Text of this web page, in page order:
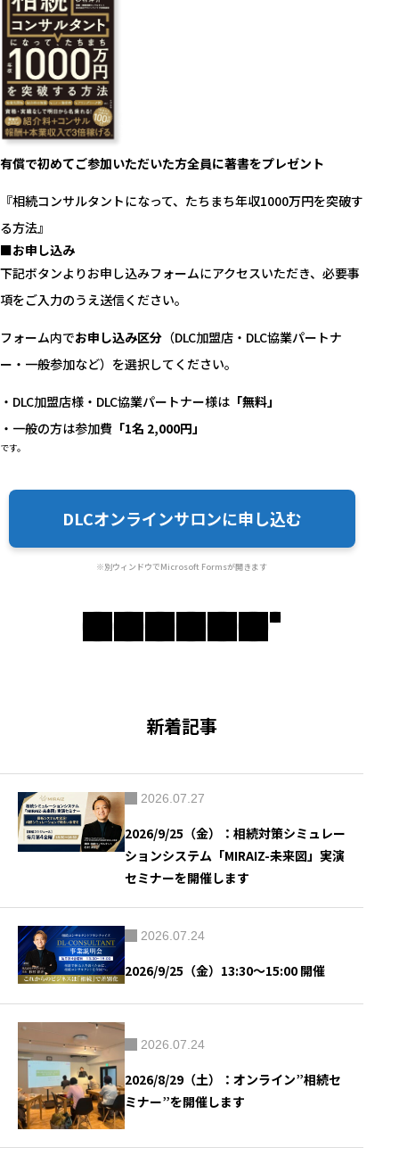
有償で初めてご参加いただいた方全員に著書をプレゼント
『相続コンサルタントになって、たちまち年収1000万円を突破す
る方法』
■お申し込み
下記ボタンよりお申し込みフォームにアクセスいただき、必要事
項をご入力のうえ送信ください。
フォーム内でお申し込み区分 （DLC加盟店・DLC協業パートナ
ー・一般参加など）を選択してください。
・DLC加盟店様・DLC協業パートナー様は 「無料」
・一般の方は参加費 「1名 2,000円」
です。
DLCオンラインサロンに申し込む
※別ウィンドウでMicrosoft Formsが開きます
新着記事
2026.07.27
2026/9/25（金）：相続対策シミュレー
ションシステム「MIRAIZ-未来図」実演
セミナーを開催します
2026.07.24
2026/9/25（金）13:30～15:00 開催
2026.07.24
2026/8/29（土）：オンライン”相続セ
ミナー”を開催します
■次回のテーマ
■こんな疑問はありませんか？
■参加特典